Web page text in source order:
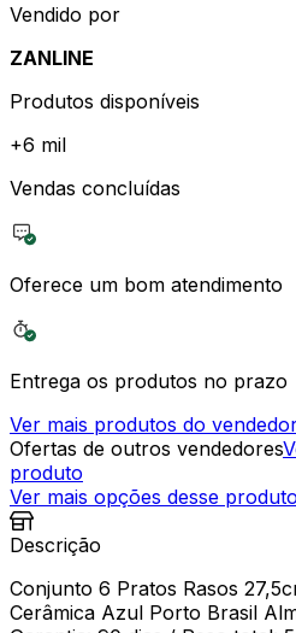
Vendido por
ZANLINE
Produtos disponíveis
+6 mil
Vendas concluídas
Oferece um bom atendimento
Entrega os produtos no prazo
Ver mais produtos do
Ofertas de outros vendedores
produto
Ver mais opções desse produto
Descrição
Conjunto 6 Pratos Rasos
Cerâmica Azul Porto Brasil